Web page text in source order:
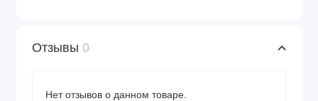
Отзывы 0
Нет отзывов о данном товаре.